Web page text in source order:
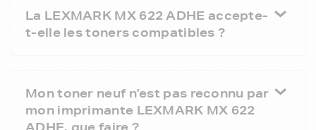
La LEXMARK MX 622 ADHE accepte-
t-elle les toners compatibles ?
Mon toner neuf n'est pas reconnu par
mon imprimante LEXMARK MX 622